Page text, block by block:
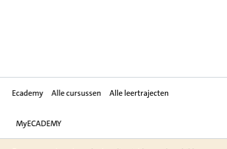
Ecademy Alle cursussen Alle leertrajecten
MyECADEMY